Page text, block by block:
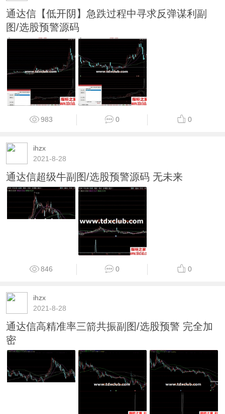
通达信【低开阴】急跌过程中寻求反弹谋利副
图/选股预警源码
983 0 0
ihzx
2021-8-28
通达信超级牛副图/选股预警源码 无未来
846 0 0
ihzx
2021-8-28
通达信高精准率三箭共振副图/选股预警 完全加
密